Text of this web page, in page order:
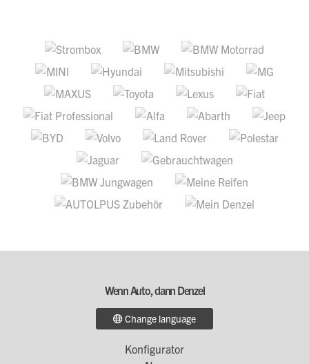
Wenn Auto, dann Denzel
Change language
Konfigurator